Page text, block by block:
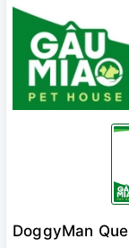
DoggyMan